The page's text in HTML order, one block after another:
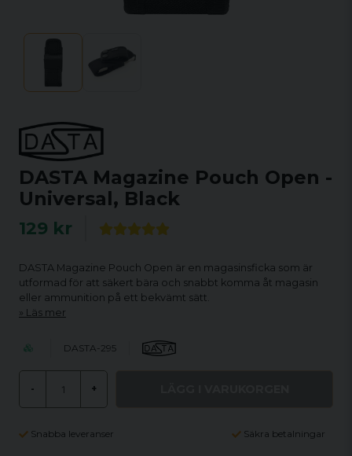
DASTA Magazine Pouch Open -
Universal, Black
129 kr
DASTA Magazine Pouch Open är en magasinsficka som är
utformad för att säkert bära och snabbt komma åt magasin
eller ammunition på ett bekvämt sätt.
Läs mer
DASTA-295
- +
Snabba leveranser Säkra betalningar